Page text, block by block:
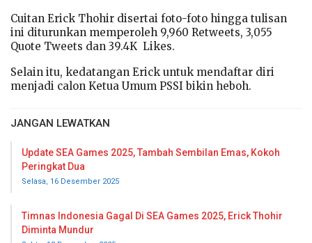
Cuitan Erick Thohir disertai foto-foto hingga tulisan
ini diturunkan memperoleh 9,960 Retweets, 3,055
Quote Tweets dan 39.4K Likes.
Selain itu, kedatangan Erick untuk mendaftar diri
menjadi calon Ketua Umum PSSI bikin heboh.
JANGAN LEWATKAN
Update SEA Games 2025, Tambah Sembilan Emas, Kokoh
Peringkat Dua
Selasa, 16 Desember 2025
Timnas Indonesia Gagal Di SEA Games 2025, Erick Thohir
Diminta Mundur